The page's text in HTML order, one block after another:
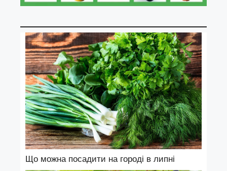
Що можна посадити на городі в липні